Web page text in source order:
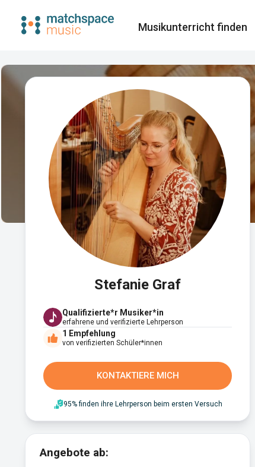
Musikunterricht finden​
Stefanie Graf
Qualifizierte*r Musiker*in
erfahrene und verifizierte Lehrperson
1 Empfehlung
von verifizierten Schüler*innen
KONTAKTIERE MICH
95% finden ihre Lehrperson beim ersten Versuch
Angebote ab: